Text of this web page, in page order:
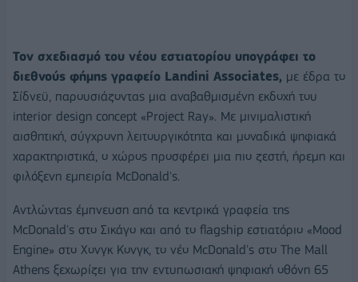
Τον σχεδιασμό του νέου εστιατορίου υπογράφει το
διεθνούς φήμης γραφείο Landini Associates, με έδρα το
Σίδνεϋ, παρουσιάζοντας μια αναβαθμισμένη εκδοχή του
interior design concept «Project Ray». Με μινιμαλιστική
αισθητική, σύγχρονη λειτουργικότητα και μοναδικά ψηφιακά
χαρακτηριστικά, ο χώρος προσφέρει μια πιο ζεστή, ήρεμη και
φιλόξενη εμπειρία McDonald's.
Αντλώντας έμπνευση από τα κεντρικά γραφεία της
McDonald's στο Σικάγο και από το flagship εστιατόριο «Mood
Engine» στο Χονγκ Κονγκ, το νέο McDonald's στο The Mall
Athens ξεχωρίζει για την εντυπωσιακή ψηφιακή οθόνη 65